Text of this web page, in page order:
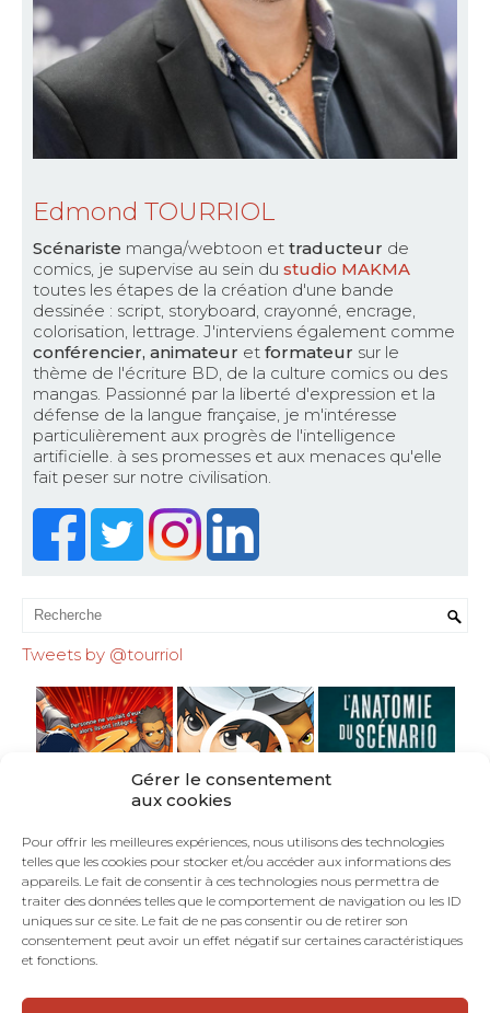
Gérer le consentement
aux cookies
Pour offrir les meilleures expériences, nous utilisons des technologies
telles que les cookies pour stocker et/ou accéder aux informations des
appareils. Le fait de consentir à ces technologies nous permettra de
traiter des données telles que le comportement de navigation ou les ID
uniques sur ce site. Le fait de ne pas consentir ou de retirer son
consentement peut avoir un effet négatif sur certaines caractéristiques
et fonctions.
Edmond TOURRIOL
Scénariste manga/webtoon et traducteur de
comics, je supervise au sein du studio MAKMA
toutes les étapes de la création d'une bande
dessinée : script, storyboard, crayonné, encrage,
colorisation, lettrage. J'interviens également comme
conférencier, animateur et formateur sur le
thème de l'écriture BD, de la culture comics ou des
mangas. Passionné par la liberté d'expression et la
défense de la langue française, je m'intéresse
particulièrement aux progrès de l'intelligence
artificielle. à ses promesses et aux menaces qu'elle
fait peser sur notre civilisation.
Tweets by @tourriol